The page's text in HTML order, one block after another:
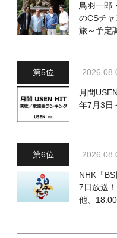
鳥羽一郎
のCSチ
旅～予定
月間
年7月3日
NHK「
7日放送
他、